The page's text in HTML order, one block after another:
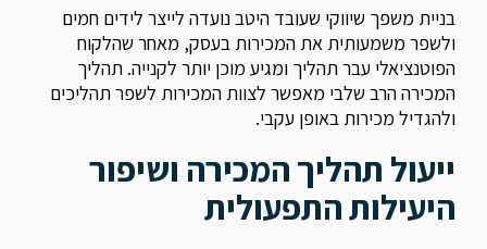
בניית משפך שיווקי שעובד היטב נועדה לייצר לידים חמים
ולשפר משמעותית את המכירות בעסק, מאחר שהלקוח
הפוטנציאלי עבר תהליך ומגיע מוכן יותר לקנייה. תהליך
המכירה הרב שלבי מאפשר לצוות המכירות לשפר תהליכים
ולהגדיל מכירות באופן עקבי.
ייעול תהליך המכירה ושיפור
היעילות התפעולית